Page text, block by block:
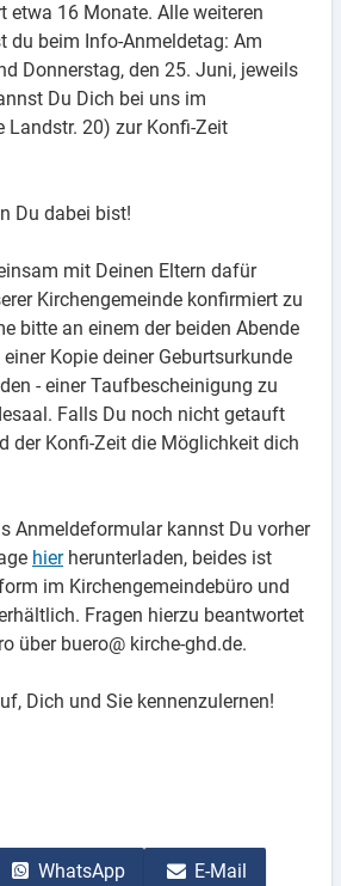
etwa 16 Monate. Alle weiteren
du beim Info-Anmeldetag: Am
Donnerstag, den 25. Juni, jeweils
Du Dich bei uns im
Landstr. 20) zur Konfi-Zeit
Du dabei bist!
mit Deinen Eltern dafür
Kirchengemeinde konfirmiert zu
bitte an einem der beiden Abende
Kopie deiner Geburtsurkunde
- einer Taufbescheinigung zu
Falls Du noch nicht getauft
der Konfi-Zeit die Möglichkeit dich
Anmeldeformular kannst Du vorher
hierherunterladen, beides ist
im Kirchengemeindebüro und
Fragen hierzu beantwortet
über buero@ kirche-ghd.de.
Dich und Sie kennenzulernen!
WhatsApp E-Mail